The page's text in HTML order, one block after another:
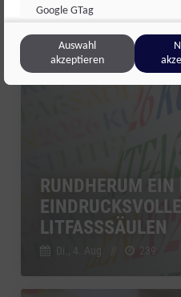
RUNDHERUM EIN
LITFASSSÄULEN
Di., 4. Aug. // 239
Google GTag
Google Ireland Limited, Irland
Sonstige Inhalte(nicht IAB) (2)
YouTube
Google Ireland Limited, Irland
Auswahl
akzeptieren